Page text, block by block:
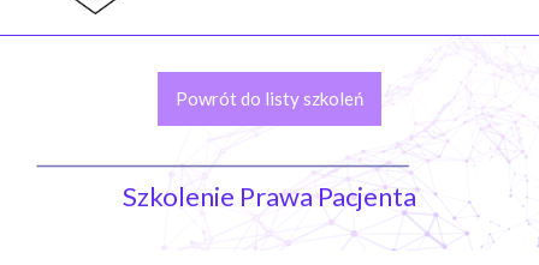
Powrót do listy szkoleń
Szkolenie Prawa Pacjenta